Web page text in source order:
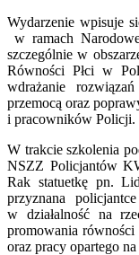
Wydarzenie wpisuje
w ramach
szczególnie w
Równości Płci w
wdrażanie
przemocą oraz
i pracowników Policji.
W trakcie szkolenia
NSZZ Policjantów
Rak statuetkę pn.
przyznana
w działalność na
promowania równości
oraz pracy opartego